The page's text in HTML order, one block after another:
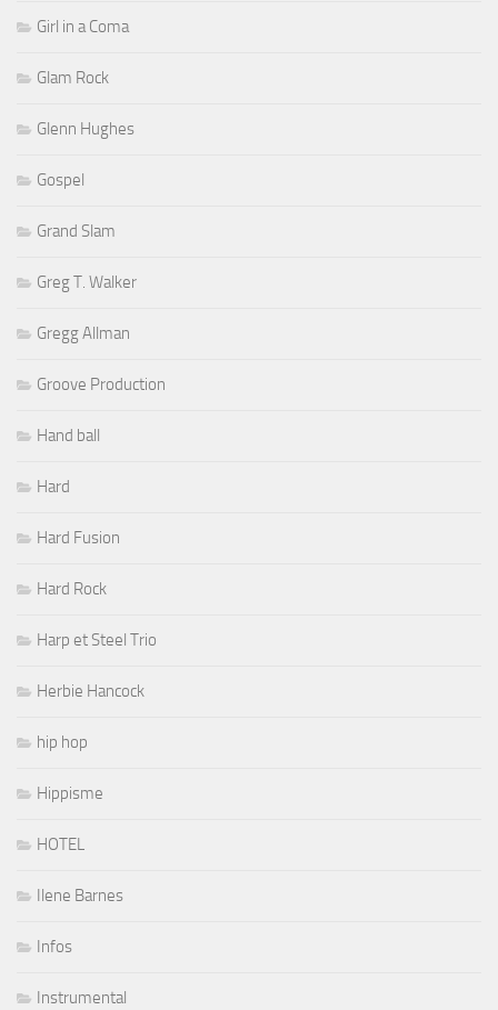
Girl in a Coma
Glam Rock
Glenn Hughes
Gospel
Grand Slam
Greg T. Walker
Gregg Allman
Groove Production
Hand ball
Hard
Hard Fusion
Hard Rock
Harp et Steel Trio
Herbie Hancock
hip hop
Hippisme
HOTEL
Ilene Barnes
Infos
Instrumental